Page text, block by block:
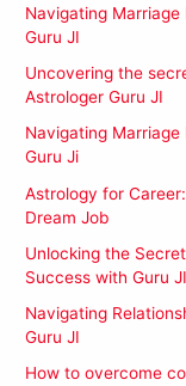
Navigating
Guru JI
Uncovering the
Astrologer Guru JI
Navigating
Guru Ji
Astrology for
Dream Job
Unlocking the
Success with Guru JI
Navigating
Guru JI
How to overcome